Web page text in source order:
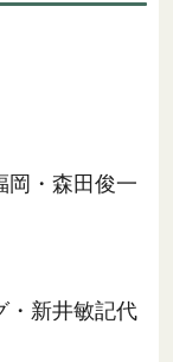
岡・森田俊一
・新井敏記代